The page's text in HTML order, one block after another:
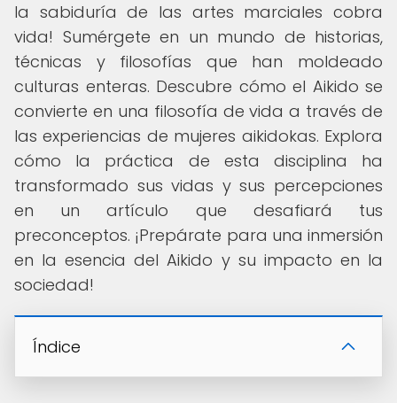
la sabiduría de las artes marciales cobra
vida! Sumérgete en un mundo de historias,
técnicas y filosofías que han moldeado
culturas enteras. Descubre cómo el Aikido se
convierte en una filosofía de vida a través de
las experiencias de mujeres aikidokas. Explora
cómo la práctica de esta disciplina ha
transformado sus vidas y sus percepciones
en un artículo que desafiará tus
preconceptos. ¡Prepárate para una inmersión
en la esencia del Aikido y su impacto en la
sociedad!
Índice